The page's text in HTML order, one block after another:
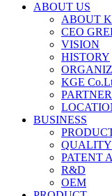
ABOUT US
ABOUT
CEO
VISION
HISTORY
KGE
BUSINESS
QUALITY
PATENT
R&D
OEM